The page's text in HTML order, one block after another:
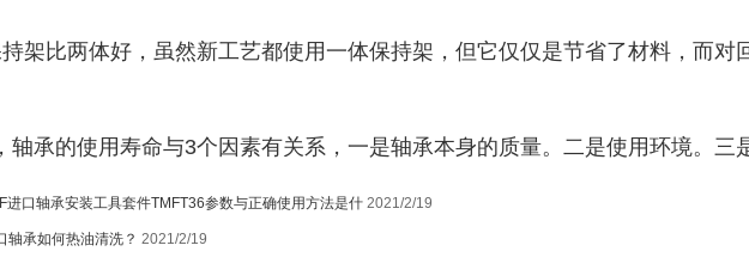
1
架比两体好，虽然新工艺都使用一体保持架，但它仅仅是节省了材料，而对
轴承的使用寿命与3个因素有关系，一是轴承本身的质量。二是使用环境。三
进口轴承安装工具套件TMFT36参数与正确使用方法是什 2021/2/19
轴承如何热油清洗？ 2021/2/19